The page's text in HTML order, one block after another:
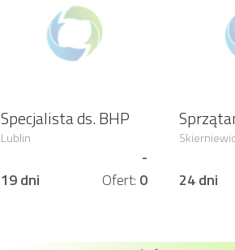
Specjalista ds. BHP
Lublin
-
19 dni
Ofert: 0 jedna
24 dni